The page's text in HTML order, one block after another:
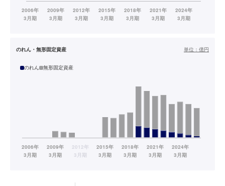
のれん・無形固定資産 単位： 億円
のれん 無形固定資産